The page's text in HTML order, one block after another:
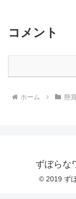
コメント
ホーム 懸
ずぼらな
© 2019 ず